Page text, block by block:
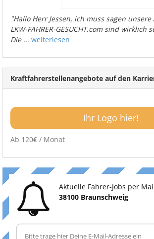
"Hallo Herr Jessen, ich muss sagen
LKW-FAHRER-GESUCHT.com sind wirklich
Die... weiterlesen
Kraftfahrerstellenangebote auf den
Ihr Logo hier!
Ab 120€ / Monat
Aktuelle Fahrer-Jobs per
38100 Braunschweig